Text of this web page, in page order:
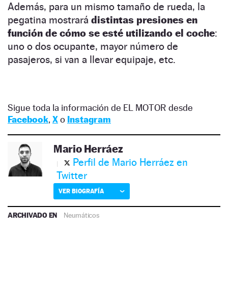
Además, para un mismo tamaño de rueda, la
pegatina mostrará distintas presiones en
función de cómo se esté utilizando el coche:
uno o dos ocupante, mayor número de
pasajeros, si van a llevar equipaje, etc.
Sigue toda la información de EL MOTOR desde
Facebook, Xo Instagram
Mario Herráez
Perfil de Mario Herráez en
Twitter
VER BIOGRAFÍA
ARCHIVADO EN Neumáticos